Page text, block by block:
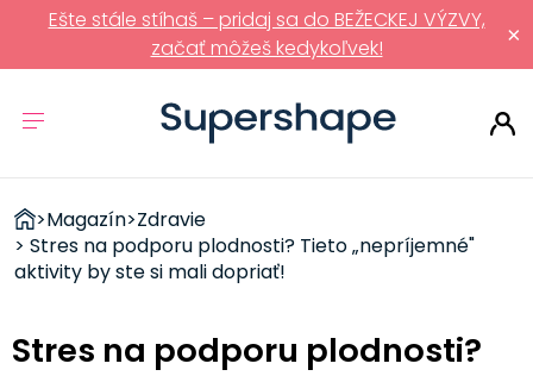
×
Ešte stále stíhaš – pridaj sa do BEŽECKEJ VÝZVY,
začať môžeš kedykoľvek!
ZDRAVÉ
RÝCHLOVKY
>Magazín>Zdravie
> Stres na podporu plodnosti? Tieto „nepríjemné"
aktivity by ste si mali dopriať!
Stres na podporu plodnosti?